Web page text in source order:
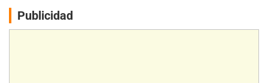
NORESTE SANTAFESINO - F6
Ciudad de Avellaneda (Asfalto)
Avellaneda (Santa Fe)
Publicidad